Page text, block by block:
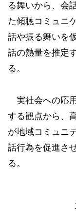
る舞いから、会
た傾聴コミュニ
話や振る舞いを
話の熱量を推定
る。
実社会への応
する観点から、
が地域コミュニ
話行為を促進さ
る。